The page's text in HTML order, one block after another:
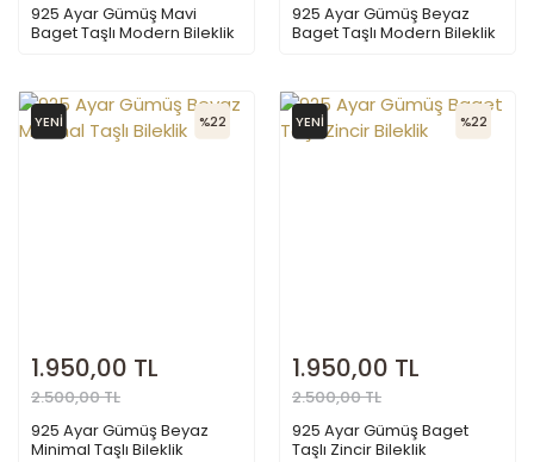
925 Ayar Gümüş Mavi
Baget Taşlı Modern Bileklik
925 Ayar Gümüş Beyaz
Baget Taşlı Modern Bileklik
YENİ %22
1.950,00 TL
2.500,00 TL
925 Ayar Gümüş Beyaz
Minimal Taşlı Bileklik
YENİ %22
1.950,00 TL
2.500,00 TL
925 Ayar Gümüş Baget
Taşlı Zincir Bileklik